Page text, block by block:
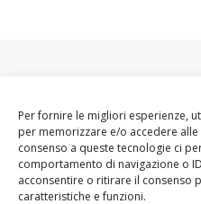
Per fornire le migliori esperienze,
per memorizzare e/o accedere
consenso a queste tecnologie ci
comportamento di navigazione o
acconsentire o ritirare il consenso
caratteristiche e funzioni.